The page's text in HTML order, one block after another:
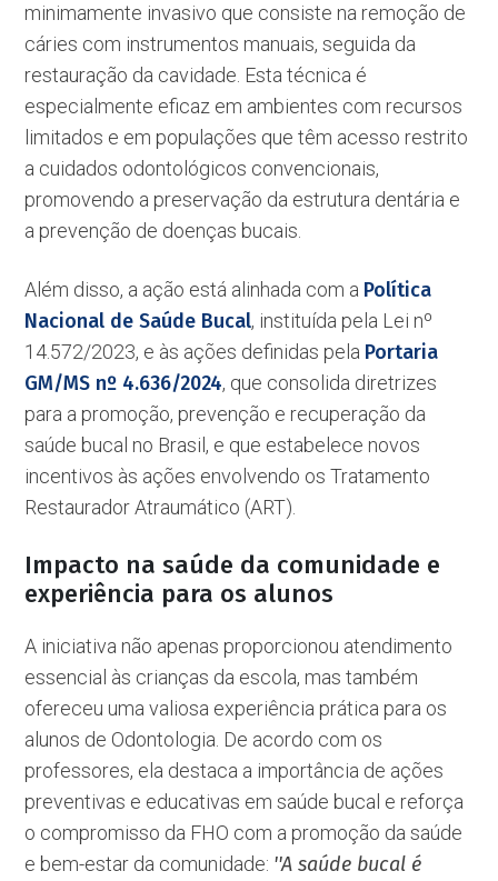
minimamente invasivo que consiste na remoção de
cáries com instrumentos manuais, seguida da
restauração da cavidade. Esta técnica é
especialmente eficaz em ambientes com recursos
limitados e em populações que têm acesso restrito
a cuidados odontológicos convencionais,
promovendo a preservação da estrutura dentária e
a prevenção de doenças bucais.
Além disso, a ação está alinhada com a Política
Nacional de Saúde Bucal, instituída pela Lei nº
14.572/2023, e às ações definidas pela Portaria
GM/MS nº 4.636/2024, que consolida diretrizes
para a promoção, prevenção e recuperação da
saúde bucal no Brasil, e que estabelece novos
incentivos às ações envolvendo os Tratamento
Restaurador Atraumático (ART).
Impacto na saúde da comunidade e
experiência para os alunos
A iniciativa não apenas proporcionou atendimento
essencial às crianças da escola, mas também
ofereceu uma valiosa experiência prática para os
alunos de Odontologia. De acordo com os
professores, ela destaca a importância de ações
preventivas e educativas em saúde bucal e reforça
o compromisso da FHO com a promoção da saúde
e bem-estar da comunidade: ''A saúde bucal é